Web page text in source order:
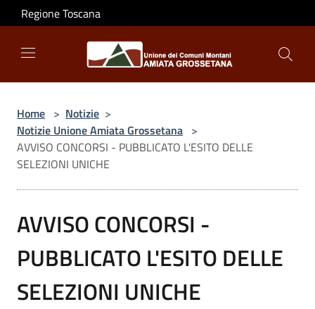
Salta al contenuto principale
Regione Toscana
Home > Notizie >
Notizie Unione Amiata Grossetana >
AVVISO CONCORSI - PUBBLICATO L'ESITO DELLE
SELEZIONI UNICHE
AVVISO CONCORSI -
PUBBLICATO L'ESITO DELLE
SELEZIONI UNICHE